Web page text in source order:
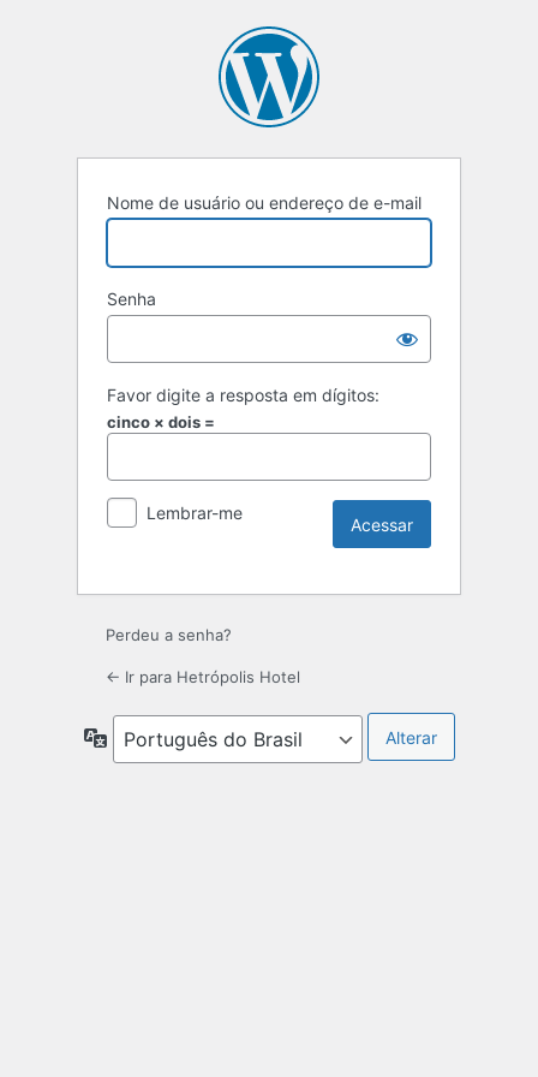
Nome de usuário ou endereço de e-mail
Senha
Favor digite a resposta em dígitos:
cinco × dois =
Lembrar-me
Perdeu a senha?
← Ir para Hetrópolis Hotel
Idioma